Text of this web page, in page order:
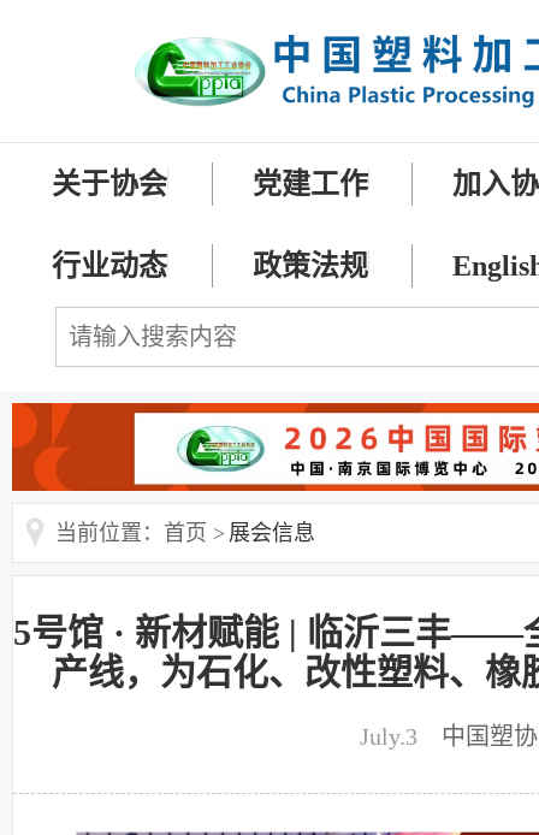
关于协会 党建工作 加入
行业动态 政策法规
当前位置：首页 > 展会信息
5号馆 · 新材赋能 | 临沂三丰——
产线，为石化、改性塑料、橡
July.3 中国塑协